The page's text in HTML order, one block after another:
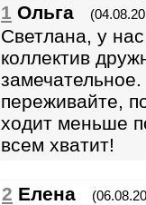
1 Ольга
Светлана, у
коллектив
переживайте,
ходит меньше
всем хватит!
2 Елена